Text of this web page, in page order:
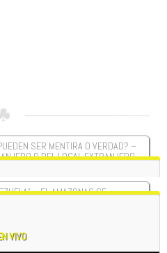
SER MENTIRA O VERDAD? –
O DEL LOCAL EXTRANJERO.
– EL AMAZONAS SE
VIVO